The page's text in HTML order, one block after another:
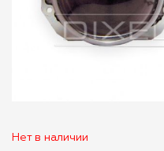
Нет в наличии